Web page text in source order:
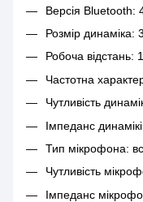
Версія Bluetooth:
Розмір динаміка:
Робоча відстань:
Частотна
Чутливість
Імпеданс
Тип мікрофона:
Чутливість
Імпеданс